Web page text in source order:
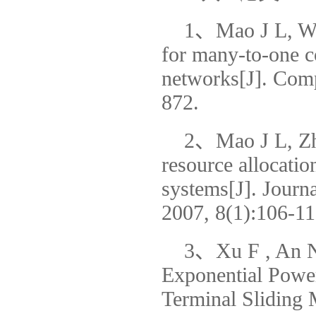
1、Mao J L,
for many-to-one
networks[J].
872.
2、Mao J L,
resource
systems[J].
2007, 8(1):106-
3、Xu F , An
Exponential
Terminal Sliding